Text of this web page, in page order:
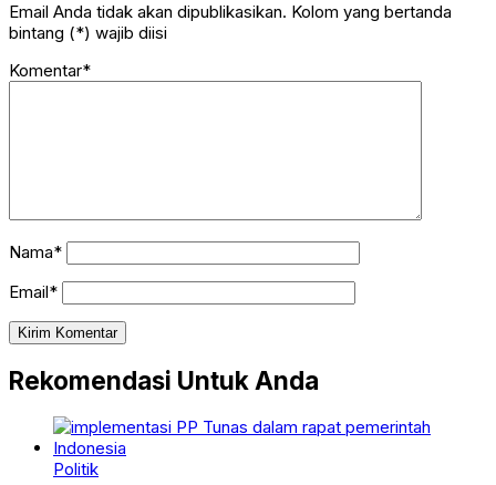
Email Anda tidak akan dipublikasikan. Kolom yang bertanda
bintang (*) wajib diisi
Komentar*
Nama*
Email*
Rekomendasi Untuk Anda
Politik